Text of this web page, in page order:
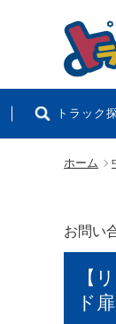
トラック
ホーム
お問い
【
ド